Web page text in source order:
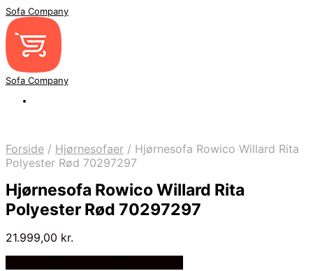
Sofa Company
Sofa Company
Forside / Hjørnesofaer / Hjørnesofa Rowico Willard Rita
Polyester Rød 70297297
Hjørnesofa Rowico Willard Rita
Polyester Rød 70297297
21.999,00 kr.